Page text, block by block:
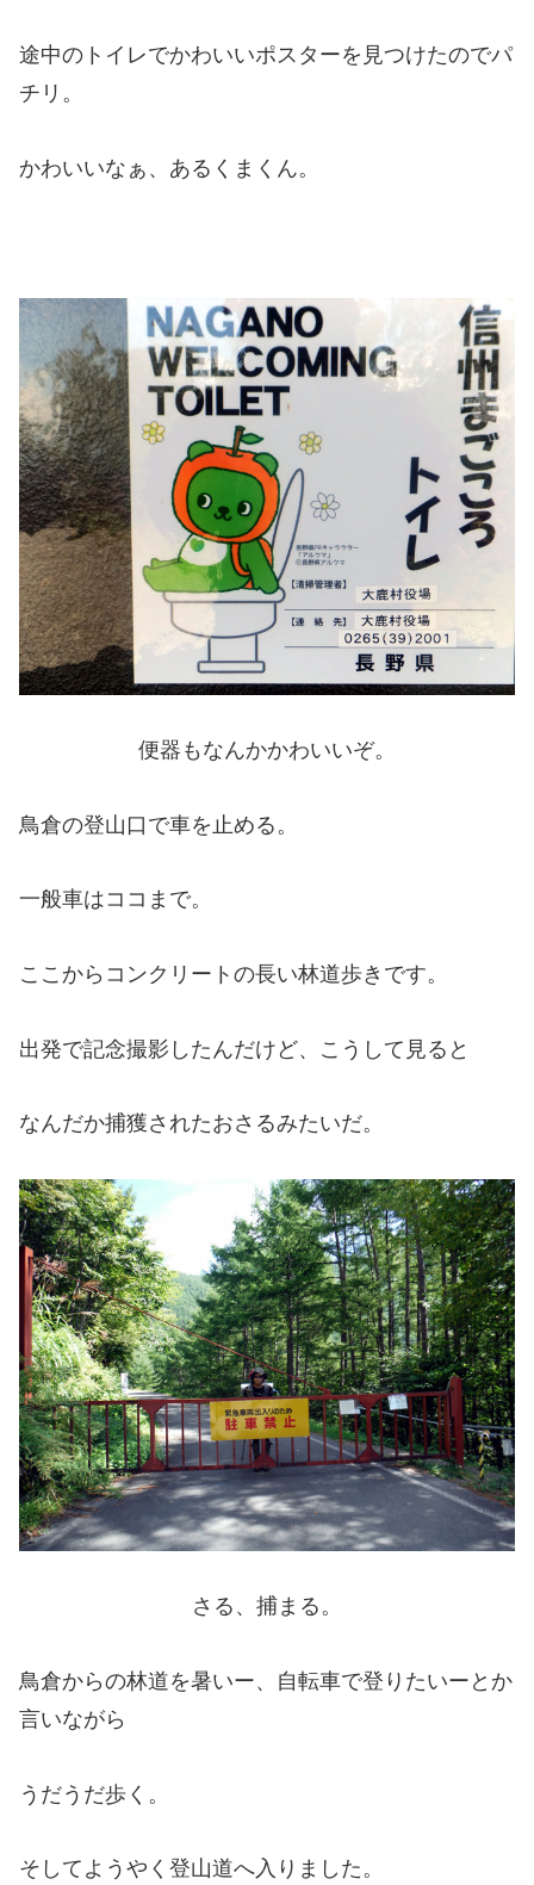
途中のトイレでかわいいポスターを見つけたのでパ
チリ。
かわいいなぁ、あるくまくん。
便器もなんかかわいいぞ。
鳥倉の登山口で車を止める。
一般車はココまで。
ここからコンクリートの長い林道歩きです。
出発で記念撮影したんだけど、こうして見ると
なんだか捕獲されたおさるみたいだ。
さる、捕まる。
鳥倉からの林道を暑いー、自転車で登りたいーとか
言いながら
うだうだ歩く。
そしてようやく登山道へ入りました。